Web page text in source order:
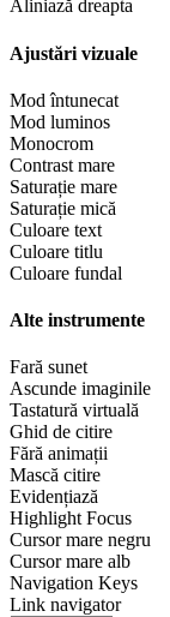
Aliniază dreapta
Ajustări vizuale
Mod întunecat
Mod luminos
Monocrom
Contrast mare
Saturație mare
Saturație mică
Culoare text
Culoare titlu
Culoare fundal
Alte instrumente
Fară sunet
Ascunde imaginile
Tastatură virtuală
Ghid de citire
Fără animații
Mască citire
Evidențiază
Highlight Focus
Cursor mare negru
Cursor mare alb
Navigation Keys
Link navigator